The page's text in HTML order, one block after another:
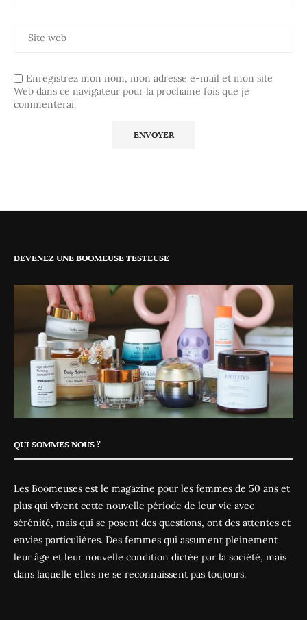
Enregistrez mon nom, mon adresse e-mail et mon site
Web dans ce navigateur pour la prochaine fois que je
commenterai.
DEVENEZ UNE BOOMEUSE TESTEUSE
QUI SOMMES NOUS ?
Les Boomeuses est le magazine pour les femmes de 50 ans et
plus qui vivent cette nouvelle période de leur vie avec
sérénité, mais qui se posent des questions, ont des attentes et
envies particulières. Des femmes qui assument pleinement
leur âge et leur nouvelle condition dictée par la société, mais
dans laquelle elles ne se reconnaissent pas toujours.